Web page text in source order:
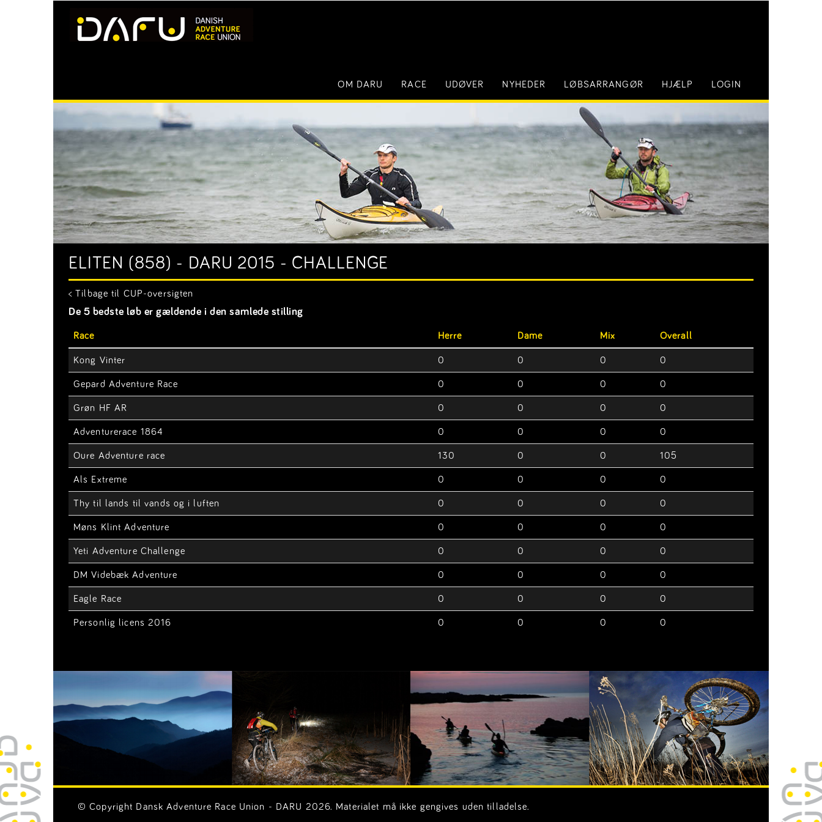
OM DARU RACE UDØVER NYHEDER LØBSARRANGØR HJÆLP LOGIN
ELITEN (858) - DARU 2015 - CHALLENGE
< Tilbage til CUP-oversigten
De 5 bedste løb er gældende i den samlede stilling
Race Herre Dame Mix Overall
Kong Vinter 0 0 0 0
Gepard Adventure Race 0 0 0 0
Grøn HF AR 0 0 0 0
Adventurerace 1864 0 0 0 0
Oure Adventure race 130 0 0 105
Als Extreme 0 0 0 0
Thy til lands til vands og i luften 0 0 0 0
Møns Klint Adventure 0 0 0 0
Yeti Adventure Challenge 0 0 0 0
DM Videbæk Adventure 0 0 0 0
Eagle Race 0 0 0 0
Personlig licens 2016 0 0 0 0
© Copyright Dansk Adventure Race Union - DARU 2026. Materialet må ikke gengives uden tilladelse.